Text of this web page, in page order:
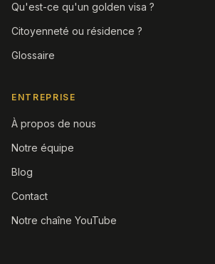
Qu'est-ce qu'un golden visa ?
Citoyenneté ou résidence ?
Glossaire
ENTREPRISE
À propos de nous
Notre équipe
Blog
Contact
Notre chaîne YouTube